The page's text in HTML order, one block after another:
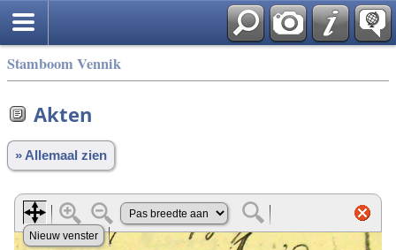
Stamboom Vennik
Akten
» Allemaal zien